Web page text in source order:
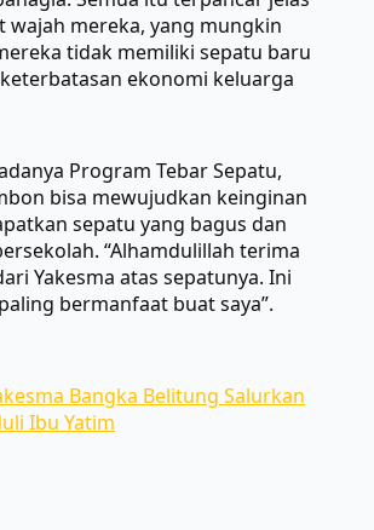
wajah mereka, yang mungkin
tidak memiliki sepatu baru
ekonomi keluarga
Program Tebar Sepatu,
bisa mewujudkan keinginan
sepatu yang bagus dan
“Alhamdulillah terima
Yakesma atas sepatunya. Ini
bermanfaat buat saya”.
Bangka Belitung Salurkan
Ibu Yatim